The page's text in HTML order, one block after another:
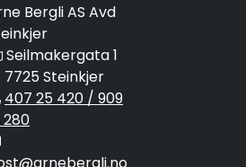
Bergli AS Avd
Seilmakergata 1
7725 Steinkjer
407 25 420 / 909
280